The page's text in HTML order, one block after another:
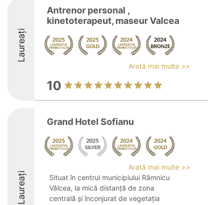
Laureați
Antrenor personal ,
kinetoterapeut, maseur Valcea
Arată mai multe >>
10
Laureați
Grand Hotel Sofianu
Arată mai multe >>
Situat în centrul municipiului Râmnicu
Vâlcea, la mică distanță de zona
centrală și înconjurat de vegetația